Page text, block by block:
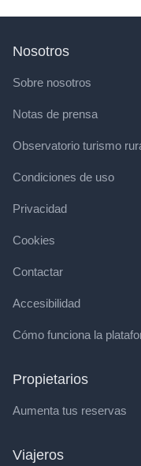
Nosotros
Sobre nosotros
Notas de prensa
Observatorio turismo
Condiciones de uso
Privacidad
Cookies
Contactar
Accesibilidad
Cómo funciona la
Propietarios
Aumenta tus reservas
Viajeros